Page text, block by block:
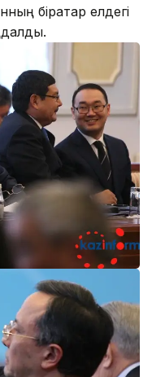
бірқатар елдегі